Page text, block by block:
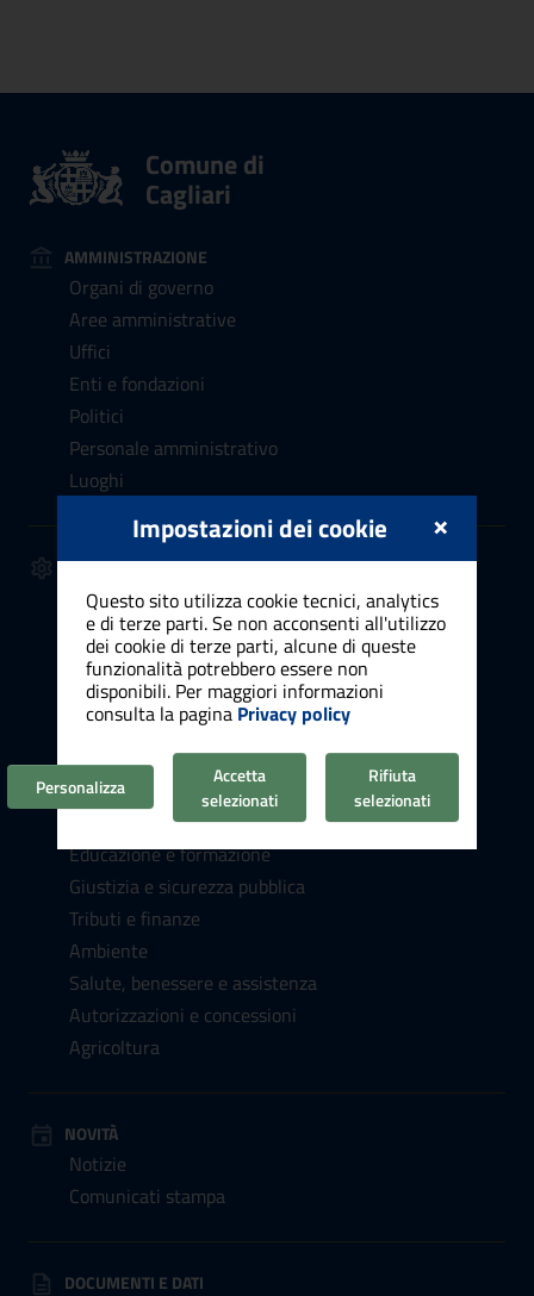
Comune di
Cagliari
AMMINISTRAZIONE
Organi di governo
Aree amministrative
Uffici
Enti e fondazioni
Politici
Personale amministrativo
Luoghi
SERVIZI
Anagrafe, stato civile, elettorale
Cultura e tempo libero
Vita lavorativa
Attività produttive e commercio
Appalti pubblici
Catasto e urbanistica
Turismo
Mobilità e trasporti
Educazione e formazione
Giustizia e sicurezza pubblica
Tributi e finanze
Ambiente
Salute, benessere e assistenza
Autorizzazioni e concessioni
Agricoltura
NOVITÀ
Notizie
Comunicati stampa
DOCUMENTI E DATI
×
Impostazioni dei cookie
Questo sito utilizza cookie tecnici, analytics
e di terze parti. Se non acconsenti all'utilizzo
dei cookie di terze parti, alcune di queste
funzionalità potrebbero essere non
disponibili. Per maggiori informazioni
consulta la pagina Privacy policy
Personalizza
Accetta
selezionati
Rifiuta
selezionati